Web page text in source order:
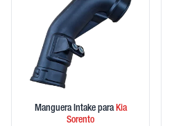
Manguera Intake paraKia
Sorento